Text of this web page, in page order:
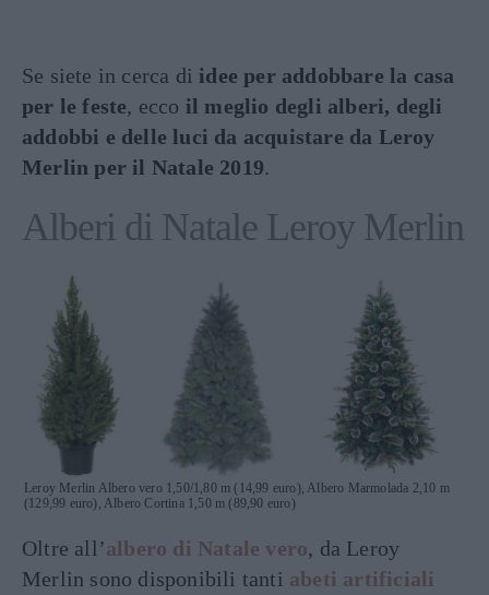
Se siete in cerca di idee per addobbare la casa
per le feste, ecco il meglio degli alberi, degli
addobbi e delle luci da acquistare da Leroy
Merlin per il Natale 2019.
Alberi di Natale Leroy Merlin
Leroy Merlin Albero vero 1,50/1,80 m (14,99 euro), Albero Marmolada 2,10 m
(129,99 euro), Albero Cortina 1,50 m (89,90 euro)
Oltre all’albero di Natale vero, da Leroy
Merlin sono disponibili tanti abeti artificiali